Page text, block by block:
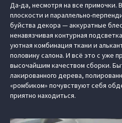
Да-да, несмотря на все
плоскости и параллельно-
буйства декора — аккуратные
ненавязчивая контурная
уютная комбинация ткани и
половину салона. И всё это с уже
высочайшим качеством сборки.
лакированного дерева,
«ромбиком» почувствуют себя
приятно находиться.